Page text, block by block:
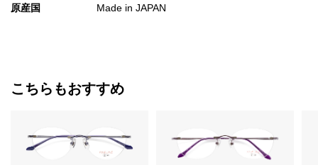
原産国 Made in JAPAN
こちらもおすすめ